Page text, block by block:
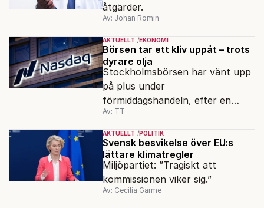
åtgärder.
Av: Johan Romin
AKTUELLT EKONOMI
Börsen tar ett kliv uppåt – trots
dyrare olja
Stockholmsbörsen har vänt upp
på plus under
förmiddagshandeln, efter en
inledning nedåt – trots ett högre
oljepris och AI-oro.
Av: TT
AKTUELLT POLITIK
Svensk besvikelse över EU:s
lättare klimatregler
Miljöpartiet: ”Tragiskt att
kommissionen viker sig.”
Av: Cecilia Garme